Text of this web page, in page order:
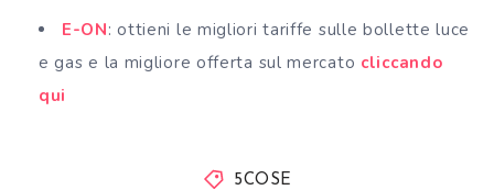
E-ON: ottieni le migliori tariffe sulle bollette luce
e gas e la migliore offerta sul mercato cliccando
qui
5COSE